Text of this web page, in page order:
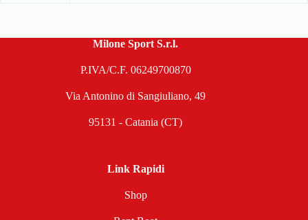
Milone Sport S.r.l.
P.IVA/C.F. 06249700870
Via Antonino di Sangiuliano, 49
95131 - Catania (CT)
Link Rapidi
Shop